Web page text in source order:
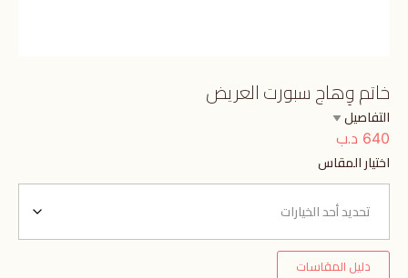
خاتم وِهاج سبورت العريض
التفاصيل
640 د.ب
اختيار المقاس
دليل المقاسات